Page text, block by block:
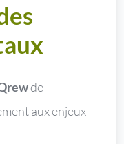
de
aux enjeux